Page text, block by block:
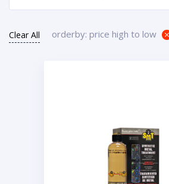
Clear All orderby: price high to low